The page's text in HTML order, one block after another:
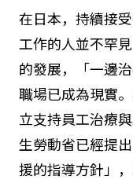
對措施
在日本，持續接
工作的人並不罕
的發展，「一邊
職場已成為現實
立支持員工治療